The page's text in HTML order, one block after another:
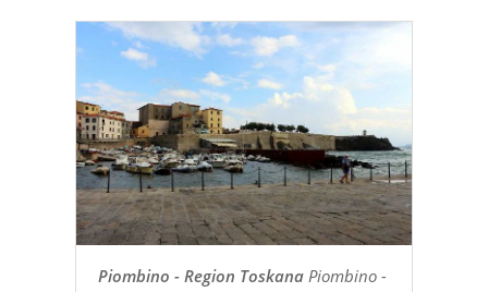
Piombino - Region ToskanaPiombino -